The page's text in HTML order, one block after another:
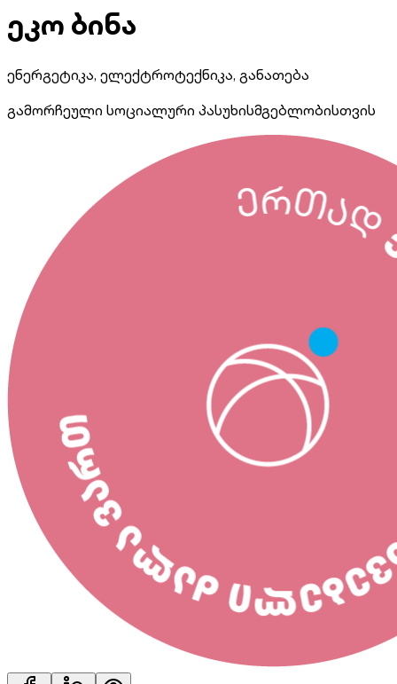
ეკო ბინა
ენერგეტიკა, ელექტროტექნიკა, განათება
გამორჩეული სოციალური პასუხისმგებლობისთვის